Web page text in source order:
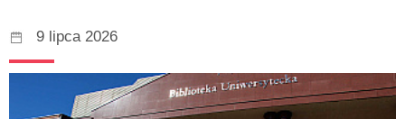
9 lipca 2026